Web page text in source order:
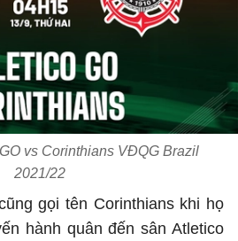
vs Corinthians VĐQG Brazil
2021/22
gọi tên Corinthians khi họ
hành quân đến sân Atletico